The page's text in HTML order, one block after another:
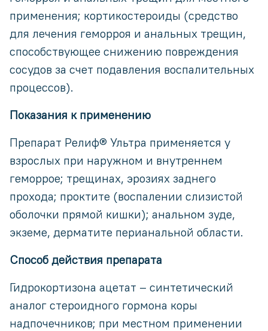
применения; кортикостероиды (средство
для лечения геморроя и анальных трещин,
способствующее снижению повреждения
сосудов за счет подавления воспалительных
процессов).
Показания к применению
Препарат Релиф® Ультра применяется у
взрослых при наружном и внутреннем
геморрое; трещинах, эрозиях заднего
прохода; проктите (воспалении слизистой
оболочки прямой кишки); анальном зуде,
экземе, дерматите перианальной области.
Способ действия препарата
Гидрокортизона ацетат – синтетический
аналог стероидного гормона коры
надпочечников; при местном применении